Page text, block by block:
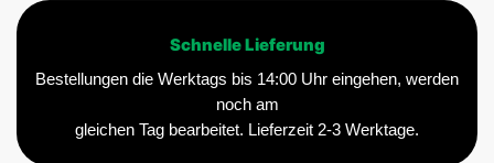
Schnelle Lieferung
Bestellungen die Werktags bis 14:00 Uhr eingehen, werden
noch am
gleichen Tag bearbeitet. Lieferzeit 2-3 Werktage.